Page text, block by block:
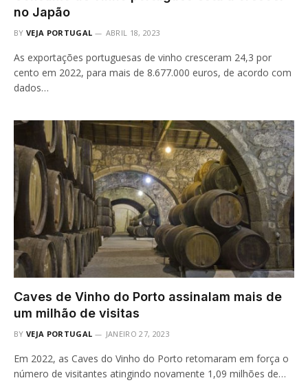
no Japão
BY VEJA PORTUGAL ABRIL 18, 2023
As exportações portuguesas de vinho cresceram 24,3 por
cento em 2022, para mais de 8.677.000 euros, de acordo com
dados…
Caves de Vinho do Porto assinalam mais de
um milhão de visitas
BY VEJA PORTUGAL JANEIRO 27, 2023
Em 2022, as Caves do Vinho do Porto retomaram em força o
número de visitantes atingindo novamente 1,09 milhões de…